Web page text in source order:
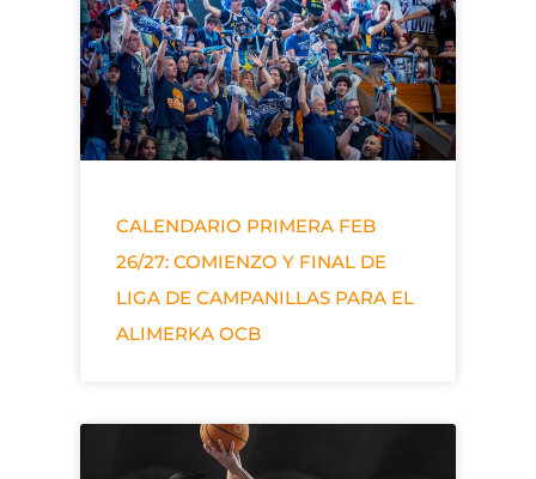
CALENDARIO PRIMERA FEB
26/27: COMIENZO Y FINAL DE
LIGA DE CAMPANILLAS PARA EL
ALIMERKA OCB